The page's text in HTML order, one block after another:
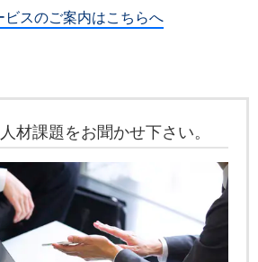
ビスのご案内はこちらへ
材課題をお聞かせ下さい。